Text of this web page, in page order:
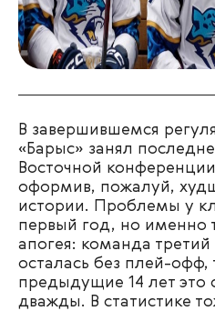
В завершившемся
«Барыс» занял
Восточной
оформив, пожалуй,
истории. Проблемы у
первый год, но именно
апогея: команда
осталась без плей-офф,
предыдущие 14 лет это
дважды. В статистике